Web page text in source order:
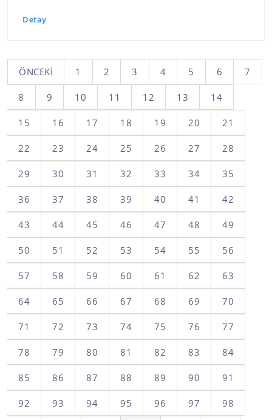
Detay
ÖNCEKI 1 2 3 4 5 6 7
8 9 10 11 12 13 14
15 16 17 18 19 20 21
22 23 24 25 26 27 28
29 30 31 32 33 34 35
36 37 38 39 40 41 42
43 44 45 46 47 48 49
50 51 52 53 54 55 56
57 58 59 60 61 62 63
64 65 66 67 68 69 70
71 72 73 74 75 76 77
78 79 80 81 82 83 84
85 86 87 88 89 90 91
92 93 94 95 96 97 98